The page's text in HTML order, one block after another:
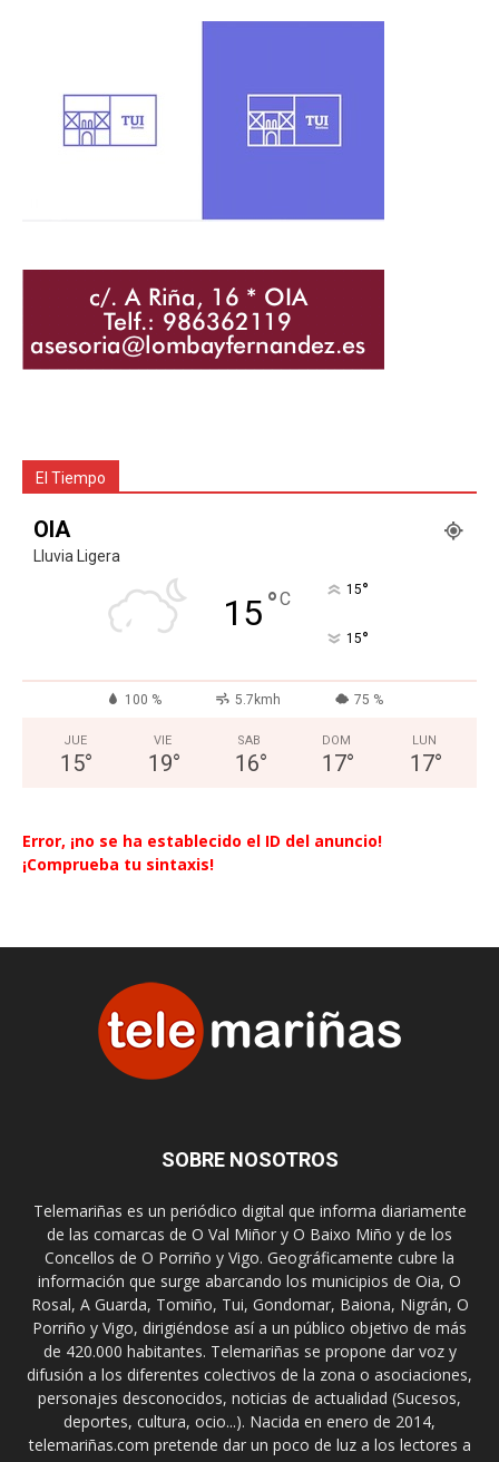
El Tiempo
OIA
Lluvia Ligera
15°C 15°
15°
100 % 5.7kmh 75 %
JUE
15°
VIE
19°
SAB
16°
DOM
17°
LUN
17°
Error, ¡no se ha establecido el ID del anuncio!
¡Comprueba tu sintaxis!
SOBRE NOSOTROS
Telemariñas es un periódico digital que informa diariamente
de las comarcas de O Val Miñor y O Baixo Miño y de los
Concellos de O Porriño y Vigo. Geográficamente cubre la
información que surge abarcando los municipios de Oia, O
Rosal, A Guarda, Tomiño, Tui, Gondomar, Baiona, Nigrán, O
Porriño y Vigo, dirigiéndose así a un público objetivo de más
de 420.000 habitantes. Telemariñas se propone dar voz y
difusión a los diferentes colectivos de la zona o asociaciones,
personajes desconocidos, noticias de actualidad (Sucesos,
deportes, cultura, ocio...). Nacida en enero de 2014,
telemariñas.com pretende dar un poco de luz a los lectores a